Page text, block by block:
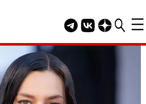
Telegram канал
Группа HELLO
Канал